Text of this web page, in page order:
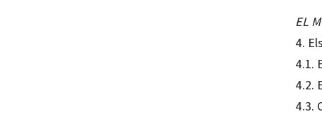
EL
4.
4.1.
4.2.
4.3.